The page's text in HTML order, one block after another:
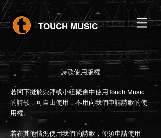
TOUCH MUSIC
​詩歌使用版權
若閣下擬於崇拜或小組聚會中使用Touch Music
的詩歌，可自由使用，不用向我們申請詩歌的使
用權。
若在其他情況使用我們的詩歌，便須申請使用